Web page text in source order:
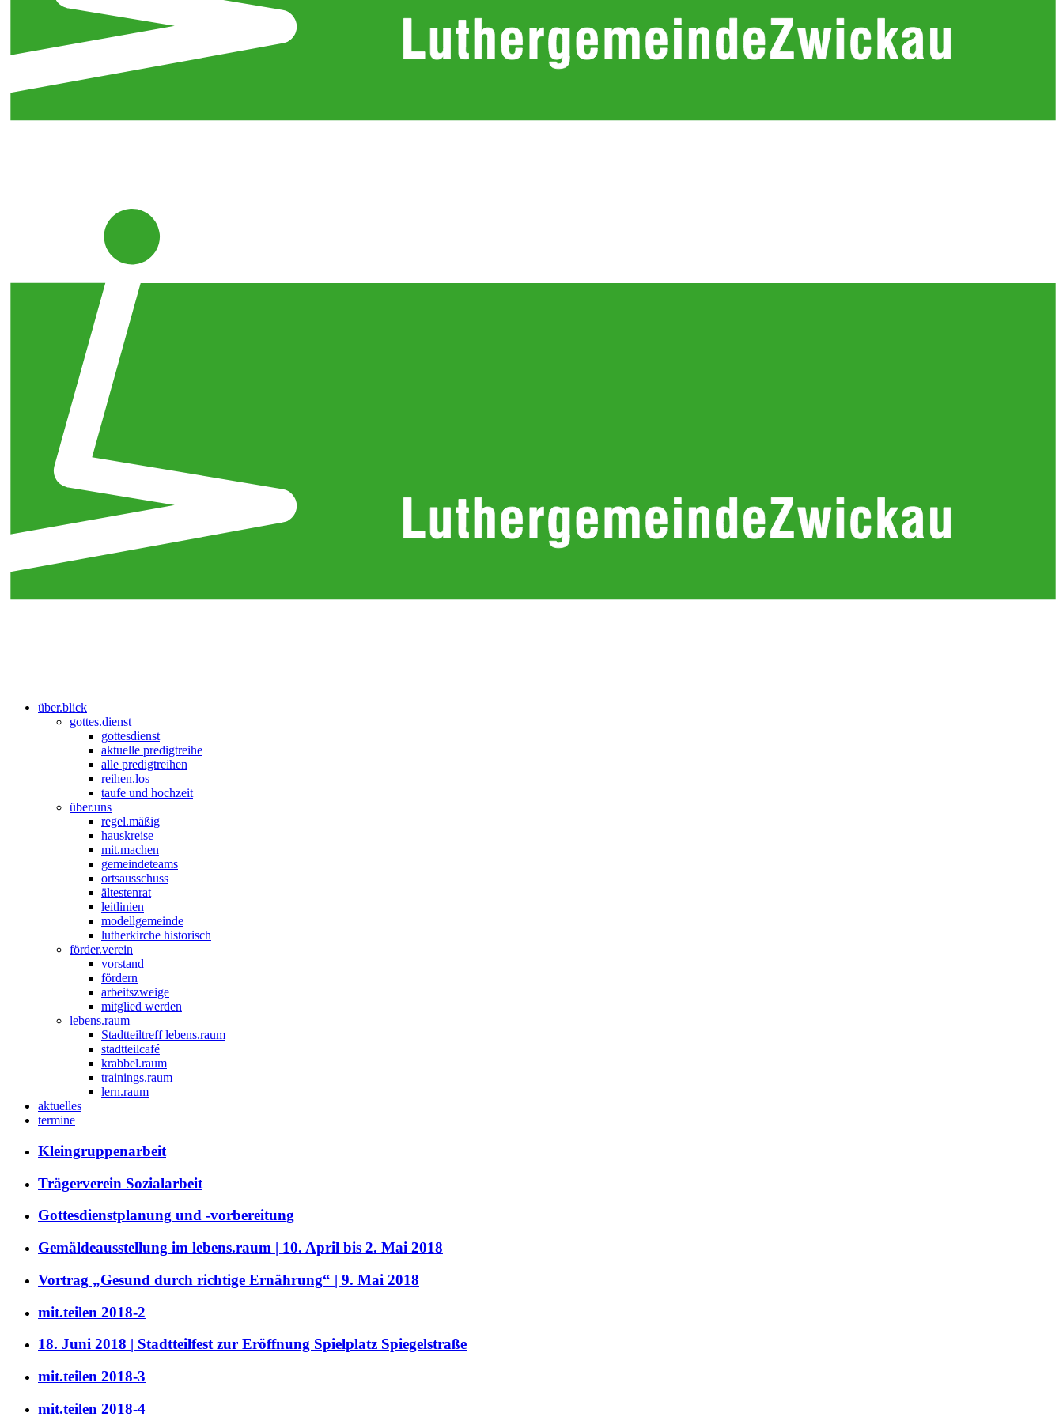
über.blick
gottes.dienst
gottesdienst
aktuelle predigtreihe
alle predigtreihen
reihen.los
taufe und hochzeit
über.uns
regel.mäßig
hauskreise
mit.machen
gemeindeteams
ortsausschuss
ältestenrat
leitlinien
modellgemeinde
lutherkirche historisch
förder.verein
vorstand
fördern
arbeitszweige
mitglied werden
lebens.raum
Stadtteiltreff lebens.raum
stadtteilcafé
krabbel.raum
trainings.raum
lern.raum
aktuelles
termine
Kleingruppenarbeit
Trägerverein Sozialarbeit
Gottesdienstplanung und -vorbereitung
Gemäldeausstellung im lebens.raum | 10. April bis 2. Mai 2018
Vortrag „Gesund durch richtige Ernährung“ | 9. Mai 2018
mit.teilen 2018-2
18. Juni 2018 | Stadtteilfest zur Eröffnung Spielplatz Spiegelstraße
mit.teilen 2018-3
mit.teilen 2018-4